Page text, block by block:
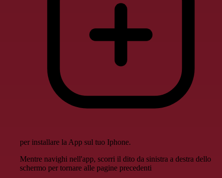
per installare la App sul tuo Iphone.
Mentre navighi nell'app, scorri il dito da sinistra a destra dello
schermo per tornare alle pagine precedenti